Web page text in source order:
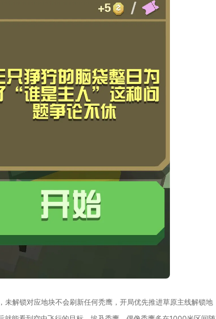
解锁对应地块不会刷新任何秃鹰，开局优先推进草原主线解锁地